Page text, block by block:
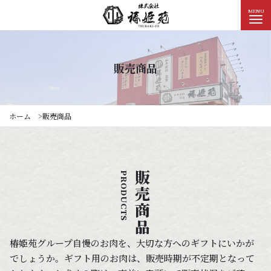
椿姫苑 MENU
販売商品
ホーム 販売商品
販売商品
PRODUCTS
椿姫苑グループ自慢のお肉を、大切な方へのギフトにいかが
でしょうか。ギフト用のお肉は、販売時期が不定期となって